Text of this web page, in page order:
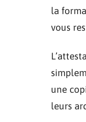
la
vous
une
leurs